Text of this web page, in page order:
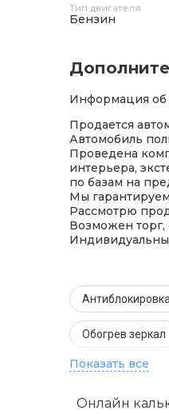
Тип двигателя
Бензин
Информация об
Продается
Автомобиль
Проведена
интерьера,
по базам на
Мы
Рассмотрю
Возможен торг,
Обогрев зеркал
Кондиционер
Климат-
Показать все
Онлайн